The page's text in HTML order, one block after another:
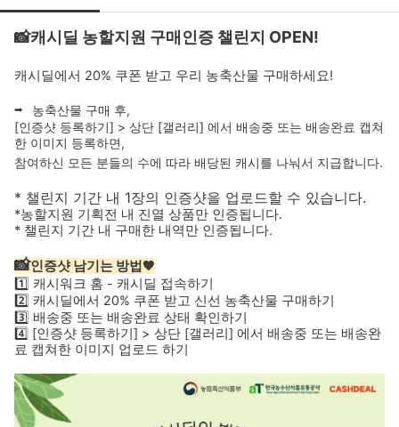
📸캐시딜 농할지원 구매인증 챌린지 OPEN!
캐시딜에서 20% 쿠폰 받고 우리 농축산물 구매하세요!
➡️
농축산물 구매 후,
[인증샷 등록하기] > 상단 [갤러리] 에서 배송중 또는 배송완료 캡쳐
한 이미지 등록하면,
참여하신 모든 분들의 수에 따라 배당된 캐시를 나눠서 지급합니다.
* 챌린지 기간 내 1장의 인증샷을 업로드할 수 있습니다.
*농할지원 기획전 내 진열 상품만 인증됩니다.
* 챌린지 기간 내 구매한 내역만 인증됩니다.
📸인증샷 남기는 방법🧡
1️⃣ 캐시워크 홈 - 캐시딜 접속하기
2️⃣ 캐시딜에서 20% 쿠폰 받고 신선 농축산물 구매하기
3️⃣ 배송중 또는 배송완료 상태 확인하기
4️⃣ [인증샷 등록하기] > 상단 [갤러리] 에서 배송중 또는 배송완
료 캡쳐한 이미지 업로드 하기